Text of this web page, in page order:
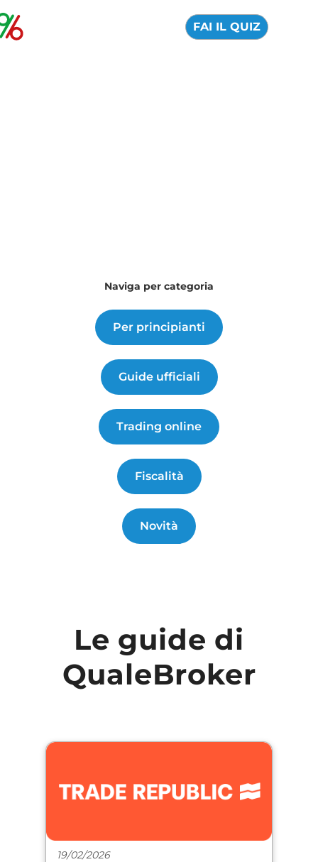
FAI IL QUIZ
Naviga per categoria
Per principianti
Guide ufficiali
Trading online
Fiscalità
Novità
Le guide di
QualeBroker
19/02/2026